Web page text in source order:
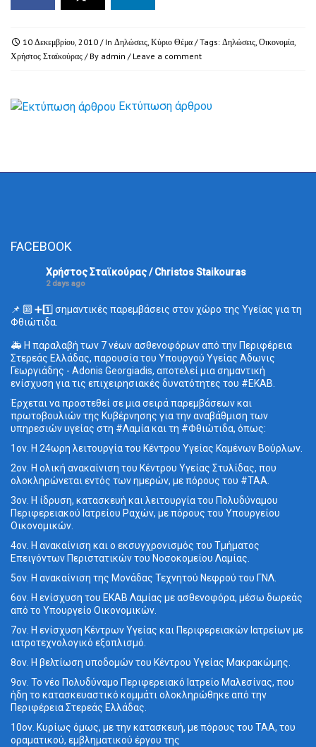
10 Δεκεμβρίου, 2010 / In Δηλώσεις, Κύριο Θέμα / Tags: Δηλώσεις, Οικονομία,
Χρήστος Σταϊκούρας / By admin / Leave a comment
Εκτύπωση άρθρου
FACEBOOK
Χρήστος Σταϊκούρας / Christos Staikouras
2 days ago
📌 🔟 ➕1️⃣ σημαντικές παρεμβάσεις στον χώρο της Υγείας για τη
Φθιώτιδα.
🚑 Η παραλαβή των 7 νέων ασθενοφόρων από την Περιφέρεια
Στερεάς Ελλάδας, παρουσία του Υπουργού Υγείας Άδωνις
Γεωργιάδης - Adonis Georgiadis, αποτελεί μια σημαντική
ενίσχυση για τις επιχειρησιακές δυνατότητες του #ΕΚΑΒ.
Έρχεται να προστεθεί σε μια σειρά παρεμβάσεων και
πρωτοβουλιών της Κυβέρνησης για την αναβάθμιση των
υπηρεσιών υγείας στη #Λαμία και τη #Φθιώτιδα, όπως:
1ον. Η 24ωρη λειτουργία του Κέντρου Υγείας Καμένων Βούρλων.
2ον. Η ολική ανακαίνιση του Κέντρου Υγείας Στυλίδας, που
ολοκληρώνεται εντός των ημερών, με πόρους του #ΤΑΑ.
3ον. Η ίδρυση, κατασκευή και λειτουργία του Πολυδύναμου
Περιφερειακού Ιατρείου Ραχών, με πόρους του Υπουργείου
Οικονομικών.
4ον. Η ανακαίνιση και ο εκσυγχρονισμός του Τμήματος
Επειγόντων Περιστατικών του Νοσοκομείου Λαμίας.
5ον. Η ανακαίνιση της Μονάδας Τεχνητού Νεφρού του ΓΝΛ.
6ον. Η ενίσχυση του ΕΚΑΒ Λαμίας με ασθενοφόρα, μέσω δωρεάς
από το Υπουργείο Οικονομικών.
7ον. Η ενίσχυση Κέντρων Υγείας και Περιφερειακών Ιατρείων με
ιατροτεχνολογικό εξοπλισμό.
8ον. Η βελτίωση υποδομών του Κέντρου Υγείας Μακρακώμης.
9ον. Το νέο Πολυδύναμο Περιφερειακό Ιατρείο Μαλεσίνας, που
ήδη το κατασκευαστικό κομμάτι ολοκληρώθηκε από την
Περιφέρεια Στερεάς Ελλάδας.
10ον. Κυρίως όμως, με την κατασκευή, με πόρους του ΤΑΑ, του
οραματικού, εμβληματικού έργου της